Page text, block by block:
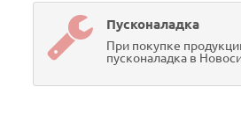
Пусконаладка
При покупке
пусконаладка в